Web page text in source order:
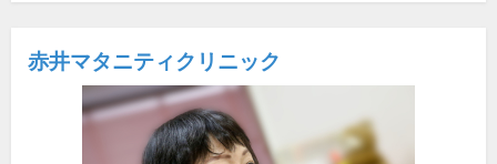
赤井マタニティクリニック